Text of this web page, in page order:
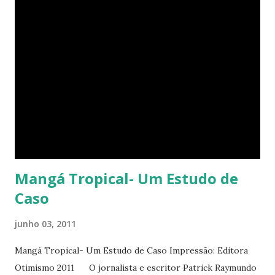
Mangá Tropical- Um Estudo de
Caso
junho 03, 2011
Mangá Tropical- Um Estudo de Caso Impressão: Editora
Otimismo 2011 O jornalista e escritor Patrick Raymundo